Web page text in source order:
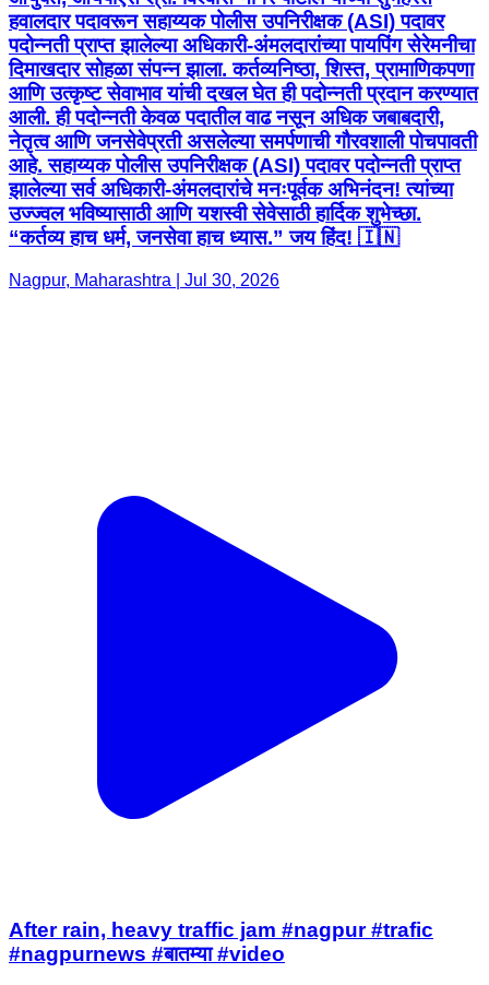
हवालदार पदावरून सहाय्यक पोलीस उपनिरीक्षक (ASI) पदावर
पदोन्नती प्राप्त झालेल्या अधिकारी-अंमलदारांच्या पायपिंग सेरेमनीचा
दिमाखदार सोहळा संपन्न झाला. कर्तव्यनिष्ठा, शिस्त, प्रामाणिकपणा
आणि उत्कृष्ट सेवाभाव यांची दखल घेत ही पदोन्नती प्रदान करण्यात
आली. ही पदोन्नती केवळ पदातील वाढ नसून अधिक जबाबदारी,
नेतृत्व आणि जनसेवेप्रती असलेल्या समर्पणाची गौरवशाली पोचपावती
आहे. सहाय्यक पोलीस उपनिरीक्षक (ASI) पदावर पदोन्नती प्राप्त
झालेल्या सर्व अधिकारी-अंमलदारांचे मनःपूर्वक अभिनंदन! त्यांच्या
उज्ज्वल भविष्यासाठी आणि यशस्वी सेवेसाठी हार्दिक शुभेच्छा.
“कर्तव्य हाच धर्म, जनसेवा हाच ध्यास.” जय हिंद! 🇮🇳
Nagpur, Maharashtra | Jul 30, 2026
After rain, heavy traffic jam #nagpur #trafic
#nagpurnews #बातम्या #video